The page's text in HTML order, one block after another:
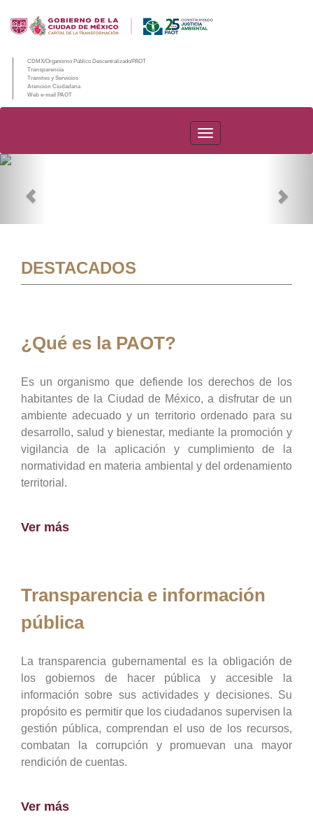
CDMX/Organismo Público Descentralizado/PAOT
Transparencia
Trámites y Servicios
Atención Ciudadana
Web e-mail PAOT
PAOT
DESTACADOS
¿Qué es la PAOT?
Es un organismo que defiende los derechos de los
habitantes de la Ciudad de México, a disfrutar de un
ambiente adecuado y un territorio ordenado para su
desarrollo, salud y bienestar, mediante la promoción y
vigilancia de la aplicación y cumplimiento de la
normatividad en materia ambiental y del ordenamiento
territorial.
Ver más
Transparencia e información
pública
La transparencia gubernamental es la obligación de
los gobiernos de hacer pública y accesible la
información sobre sus actividades y decisiones. Su
propósito es permitir que los ciudadanos supervisen la
gestión pública, comprendan el uso de los recursos,
combatan la corrupción y promuevan una mayor
rendición de cuentas.
Ver más